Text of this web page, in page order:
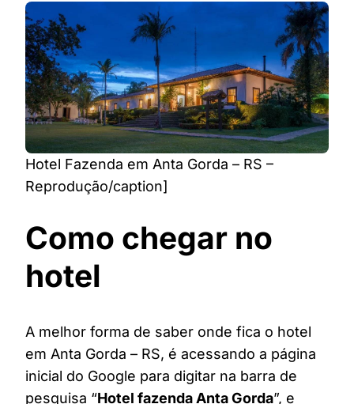
Hotel Fazenda em Anta Gorda – RS –
Reprodução/caption]
Como chegar no
hotel
A melhor forma de saber onde fica o hotel
em Anta Gorda – RS, é acessando a página
inicial do Google para digitar na barra de
pesquisa “Hotel fazenda Anta Gorda”, e